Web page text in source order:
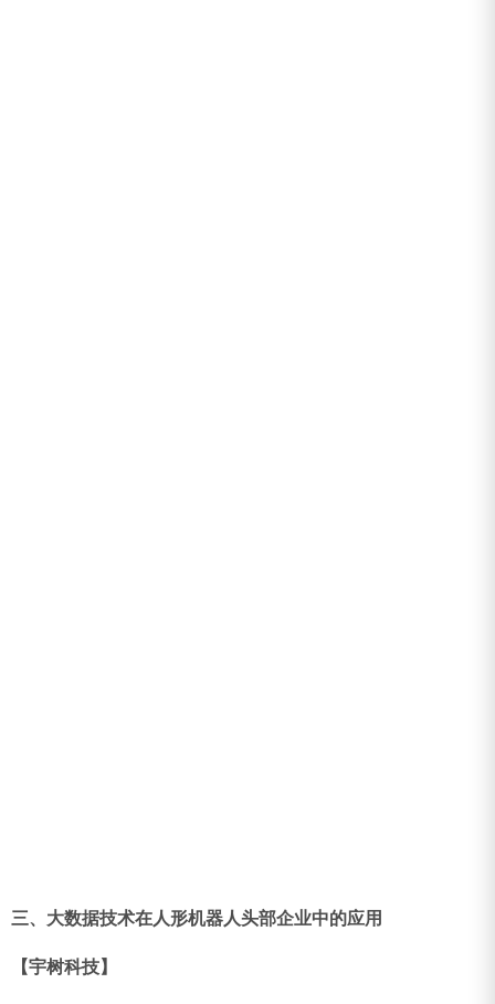
三、大数据技术在人形机器人头部企业中的应用
【宇树科技】